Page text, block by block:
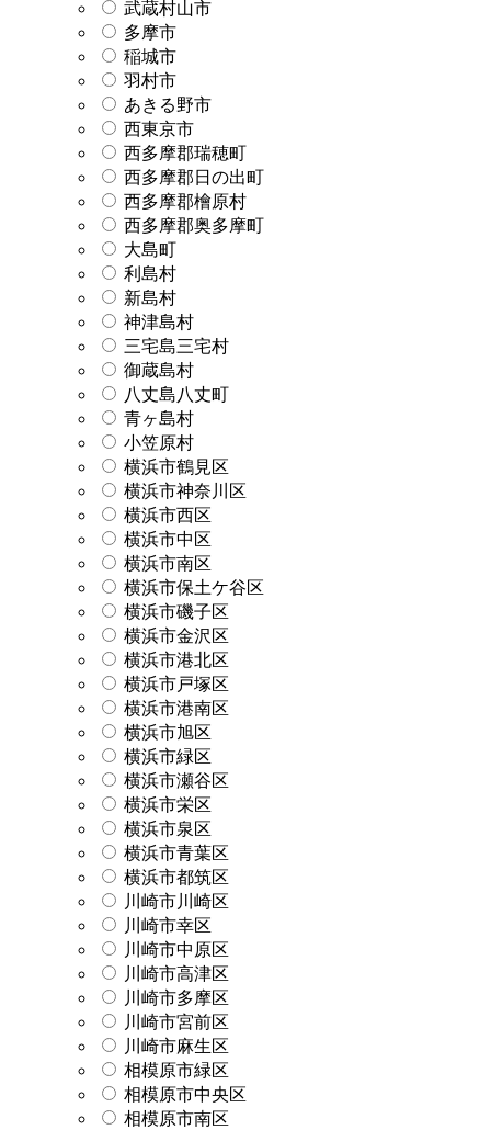
武蔵村山市
多摩市
稲城市
羽村市
あきる野市
西東京市
西多摩郡瑞穂町
西多摩郡日の出町
西多摩郡檜原村
西多摩郡奥多摩町
大島町
利島村
新島村
神津島村
三宅島三宅村
御蔵島村
八丈島八丈町
青ヶ島村
小笠原村
横浜市鶴見区
横浜市神奈川区
横浜市西区
横浜市中区
横浜市南区
横浜市保土ケ谷区
横浜市磯子区
横浜市金沢区
横浜市港北区
横浜市戸塚区
横浜市港南区
横浜市旭区
横浜市緑区
横浜市瀬谷区
横浜市栄区
横浜市泉区
横浜市青葉区
横浜市都筑区
川崎市川崎区
川崎市幸区
川崎市中原区
川崎市高津区
川崎市多摩区
川崎市宮前区
川崎市麻生区
相模原市緑区
相模原市中央区
相模原市南区